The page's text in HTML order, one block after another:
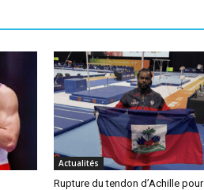
Actualités
Rupture du tendon d’Achille pour